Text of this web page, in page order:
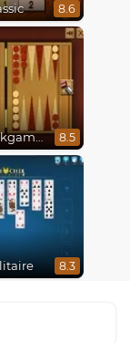
8.6
Classic Backgammon 8.5
8.3